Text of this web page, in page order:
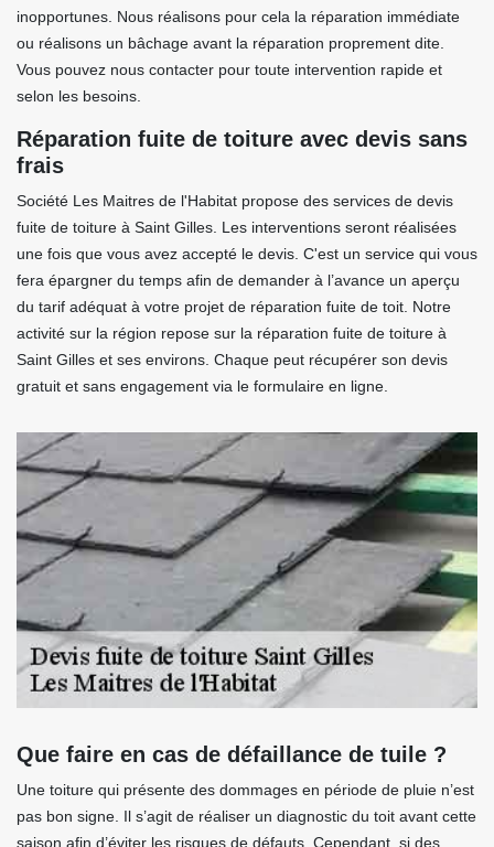
inopportunes. Nous réalisons pour cela la réparation immédiate
ou réalisons un bâchage avant la réparation proprement dite.
Vous pouvez nous contacter pour toute intervention rapide et
selon les besoins.
Réparation fuite de toiture avec devis sans
frais
Société Les Maitres de l'Habitat propose des services de devis
fuite de toiture à Saint Gilles. Les interventions seront réalisées
une fois que vous avez accepté le devis. C'est un service qui vous
fera épargner du temps afin de demander à l’avance un aperçu
du tarif adéquat à votre projet de réparation fuite de toit. Notre
activité sur la région repose sur la réparation fuite de toiture à
Saint Gilles et ses environs. Chaque peut récupérer son devis
gratuit et sans engagement via le formulaire en ligne.
Que faire en cas de défaillance de tuile ?
Une toiture qui présente des dommages en période de pluie n’est
pas bon signe. Il s’agit de réaliser un diagnostic du toit avant cette
saison afin d’éviter les risques de défauts. Cependant, si des